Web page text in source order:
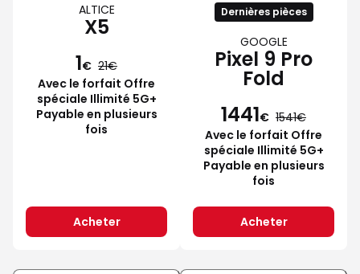
ALTICE
X5
1€ 21
Avec le forfait Offre
spéciale Illimité 5G+
Payable en plusieurs
fois
Acheter
Dernières pièces
GOOGLE
Pixel 9 Pro
Fold
1441€ 1541
Avec le forfait Offre
spéciale Illimité 5G+
Payable en plusieurs
fois
Acheter